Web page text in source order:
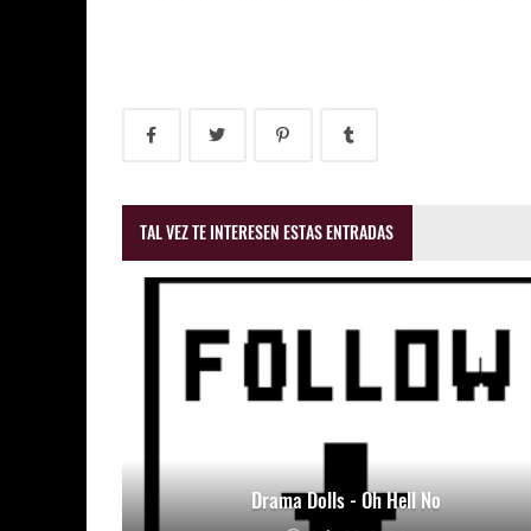
TAL VEZ TE INTERESEN ESTAS ENTRADAS
Drama Dolls - Oh Hell No